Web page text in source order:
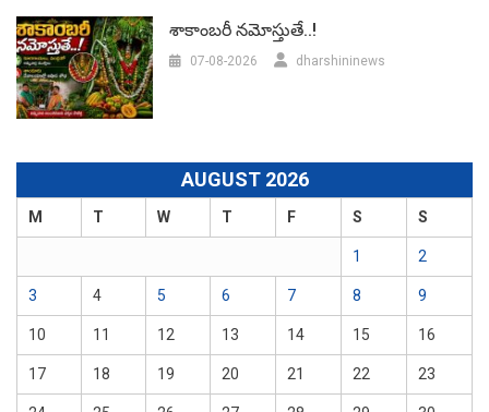
శాకాంబరీ నమోస్తుతే..!
07-08-2026 dharshininews
AUGUST 2026
M T W T F S S
1 2
3 4 5 6 7 8 9
10 11 12 13 14 15 16
17 18 19 20 21 22 23